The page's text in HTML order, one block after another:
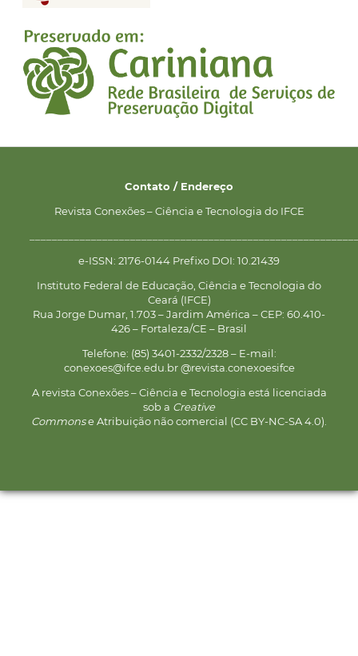
Contato / Endereço
Revista Conexões – Ciência e Tecnologia do IFCE
e-ISSN: 2176-0144 Prefixo DOI: 10.21439
Instituto Federal de Educação, Ciência e Tecnologia do
Ceará (IFCE)
Rua Jorge Dumar, 1.703 – Jardim América – CEP: 60.410-
426 – Fortaleza/CE – Brasil
Telefone: (85) 3401-2332/2328 – E-mail:
conexoes@ifce.edu.br @revista.conexoesifce
A revista Conexões – Ciência e Tecnologia está licenciada
sob a Creative
Commonse Atribuição não comercial (CC BY-NC-SA 4.0).